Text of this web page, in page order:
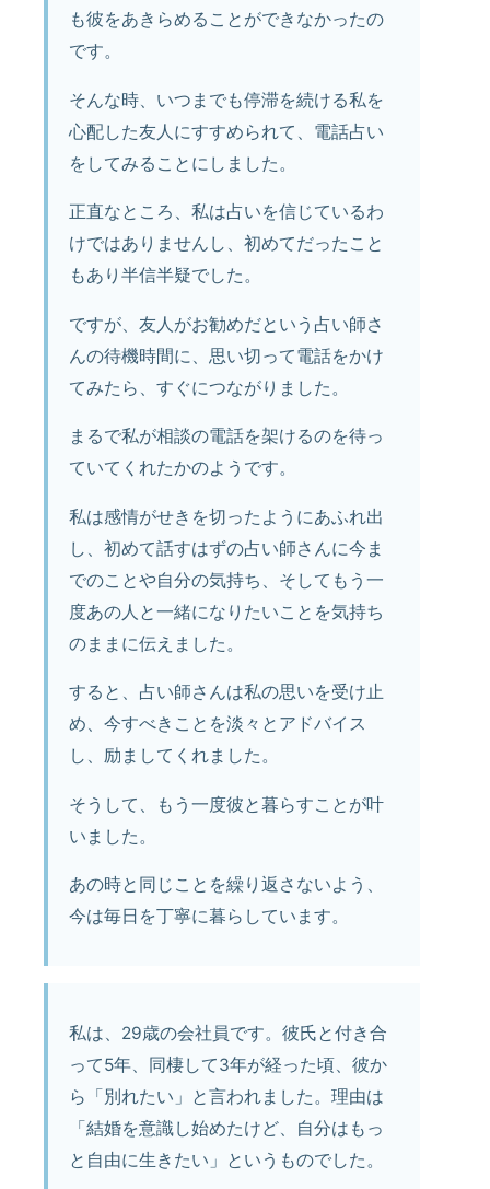
も彼をあきらめることができなかったの
です。
そんな時、いつまでも停滞を続ける私を
心配した友人にすすめられて、電話占い
をしてみることにしました。
正直なところ、私は占いを信じているわ
けではありませんし、初めてだったこと
もあり半信半疑でした。
ですが、友人がお勧めだという占い師さ
んの待機時間に、思い切って電話をかけ
てみたら、すぐにつながりました。
まるで私が相談の電話を架けるのを待っ
ていてくれたかのようです。
私は感情がせきを切ったようにあふれ出
し、初めて話すはずの占い師さんに今ま
でのことや自分の気持ち、そしてもう一
度あの人と一緒になりたいことを気持ち
のままに伝えました。
すると、占い師さんは私の思いを受け止
め、今すべきことを淡々とアドバイス
し、励ましてくれました。
そうして、もう一度彼と暮らすことが叶
いました。
あの時と同じことを繰り返さないよう、
今は毎日を丁寧に暮らしています。
私は、29歳の会社員です。彼氏と付き合
って5年、同棲して3年が経った頃、彼か
ら「別れたい」と言われました。理由は
「結婚を意識し始めたけど、自分はもっ
と自由に生きたい」というものでした。